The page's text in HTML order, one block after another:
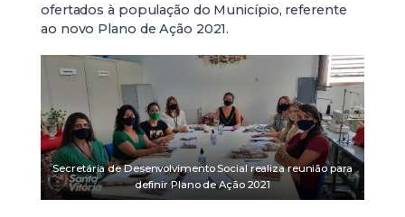
ofertados à população do Município, referente
ao novo Plano de Ação 2021.
Secretária de Desenvolvimento Social realiza reunião para
definir Plano de Ação 2021